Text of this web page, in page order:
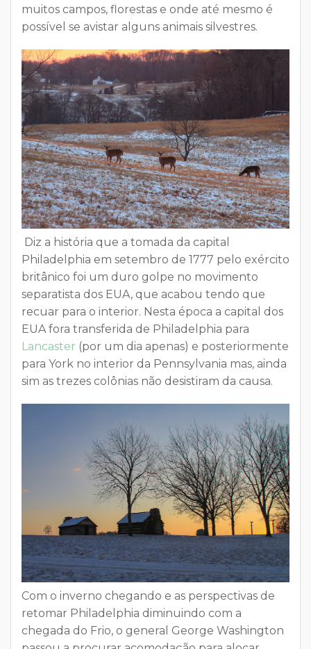
muitos campos, florestas e onde até mesmo é
possível se avistar alguns animais silvestres.
Diz a história que a tomada da capital
Philadelphia em setembro de 1777 pelo exército
britânico foi um duro golpe no movimento
separatista dos EUA, que acabou tendo que
recuar para o interior. Nesta época a capital dos
EUA fora transferida de Philadelphia para
Lancaster (por um dia apenas) e posteriormente
para York no interior da Pennsylvania mas, ainda
sim as trezes colônias não desistiram da causa.
Com o inverno chegando e as perspectivas de
retomar Philadelphia diminuindo com a
chegada do Frio, o general George Washington